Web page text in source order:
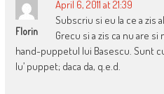
Florin
April 6, 2011 at 21:39
Subscriu si eu la ce a zis
Grecu si a zis ca nu are
hand-puppetul lui Basescu. Sunt
lu’ puppet; daca da, q.e.d.